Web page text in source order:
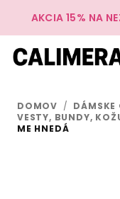
obsah
AKCIA 15% NA
DOMOV / DÁMSKE
VESTY, BUNDY,
ME HNEDÁ